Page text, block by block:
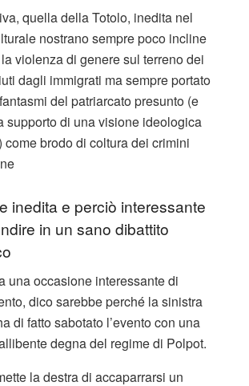
quella della Totolo, inedita nel
nostrano sempre poco incline
violenza di genere sul terreno dei
dagli immigrati ma sempre portato
del patriarcato presunto (e
supporto di una visione ideologica
come brodo di coltura dei crimini
inedita e perciò interessante
in un sano dibattito
una occasione interessante di
dico sarebbe perché la sinistra
di fatto sabotato l’evento con una
degna del regime di Polpot.
la destra di accaparrarsi un